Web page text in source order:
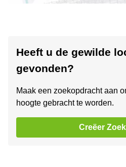
Heeft u de gewilde
gevonden?
Maak een zoekopdracht aan
hoogte gebracht te worden.
Creëer